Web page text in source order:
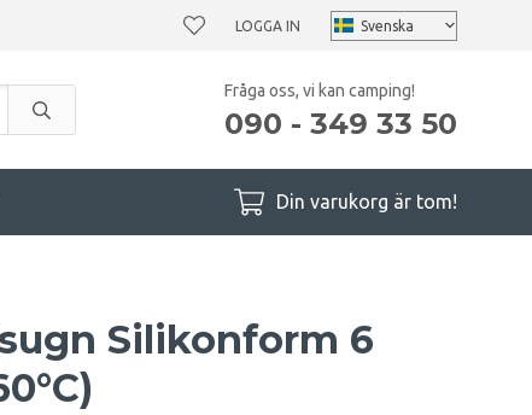
LOGGA IN
Fråga oss, vi kan camping!
090 - 349 33 50
Din varukorg är tom!
Silikonform 6